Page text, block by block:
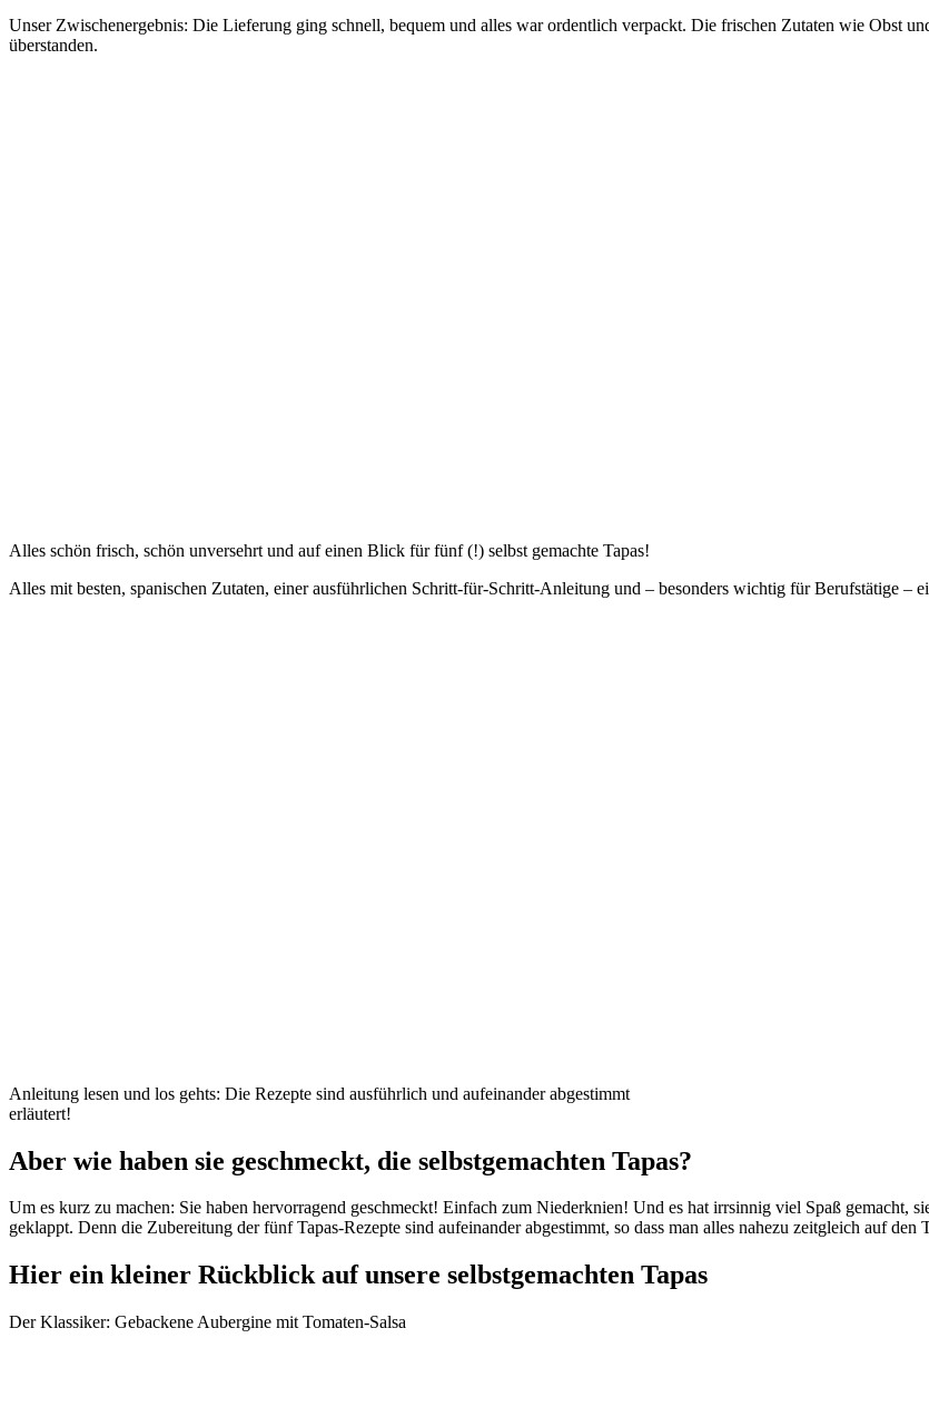
Unser Zwischenergebnis: Die Lieferung ging schnell, bequem und alles war ordentlich verpackt. Die frischen Zutaten wie Obst
überstanden.
Alles schön frisch, schön unversehrt und auf einen Blick für fünf (!) selbst gemachte Tapas!
Alles mit besten, spanischen Zutaten, einer ausführlichen Schritt-für-Schritt-Anleitung und – besonders wichtig für Berufstätige –
Anleitung lesen und los gehts: Die Rezepte sind ausführlich und aufeinander abgestimmt
erläutert!
Aber wie haben sie geschmeckt, die selbstgemachten Tapas?
Um es kurz zu machen: Sie haben hervorragend geschmeckt! Einfach zum Niederknien! Und es hat irrsinnig viel Spaß gemacht,
geklappt. Denn die Zubereitung der fünf Tapas-Rezepte sind aufeinander abgestimmt, so dass man alles nahezu zeitgleich auf
Hier ein kleiner Rückblick auf unsere selbstgemachten Tapas
Der Klassiker: Gebackene Aubergine mit Tomaten-Salsa